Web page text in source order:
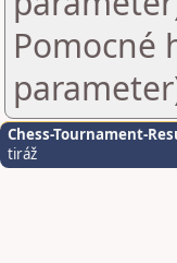
Pomocné
Chess-Tournament-
tiráž